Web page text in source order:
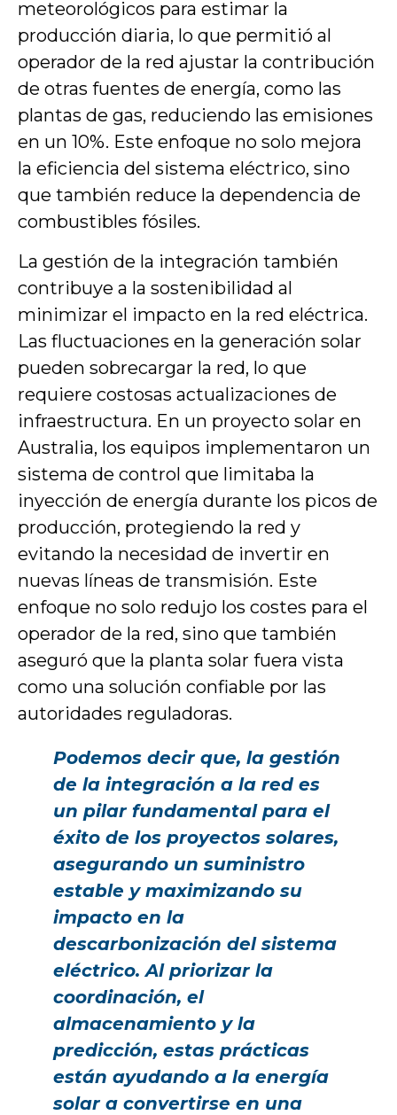
meteorológicos para estimar la
producción diaria, lo que permitió al
operador de la red ajustar la contribución
de otras fuentes de energía, como las
plantas de gas, reduciendo las emisiones
en un 10%. Este enfoque no solo mejora
la eficiencia del sistema eléctrico, sino
que también reduce la dependencia de
combustibles fósiles.
La gestión de la integración también
contribuye a la sostenibilidad al
minimizar el impacto en la red eléctrica.
Las fluctuaciones en la generación solar
pueden sobrecargar la red, lo que
requiere costosas actualizaciones de
infraestructura. En un proyecto solar en
Australia, los equipos implementaron un
sistema de control que limitaba la
inyección de energía durante los picos de
producción, protegiendo la red y
evitando la necesidad de invertir en
nuevas líneas de transmisión. Este
enfoque no solo redujo los costes para el
operador de la red, sino que también
aseguró que la planta solar fuera vista
como una solución confiable por las
autoridades reguladoras.
Podemos decir que, la gestión
de la integración a la red es
un pilar fundamental para el
éxito de los proyectos solares,
asegurando un suministro
estable y maximizando su
impacto en la
descarbonización del sistema
eléctrico. Al priorizar la
coordinación, el
almacenamiento y la
predicción, estas prácticas
están ayudando a la energía
solar a convertirse en una